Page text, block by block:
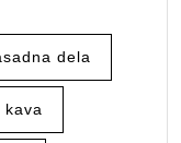
dela
kava